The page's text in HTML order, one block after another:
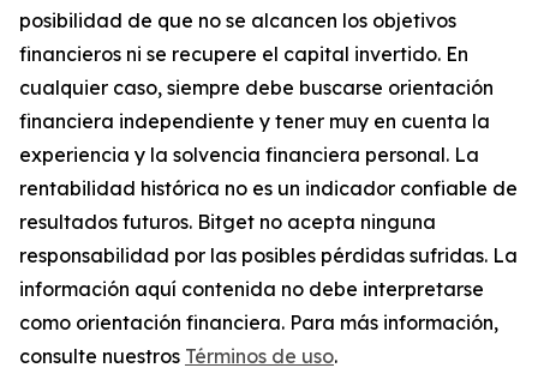
posibilidad de que no se alcancen los objetivos
financieros ni se recupere el capital invertido. En
cualquier caso, siempre debe buscarse orientación
financiera independiente y tener muy en cuenta la
experiencia y la solvencia financiera personal. La
rentabilidad histórica no es un indicador confiable de
resultados futuros. Bitget no acepta ninguna
responsabilidad por las posibles pérdidas sufridas. La
información aquí contenida no debe interpretarse
como orientación financiera. Para más información,
consulte nuestros Términos de uso.